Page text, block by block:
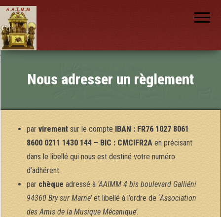
Musique
Nous adresser un règlement
par virementsur le compte IBAN : FR76 1027 8061
8600 0211 1430 144 – BIC : CMCIFR2Aen précisant
dans le libellé qui nous est destiné votre numéro
d’adhérent.
parchèque adressé à‘AAIMM 4 bis boulevard Galliéni
94360 Bry sur Marne’et libellé à l’ordre de ‘Association
des Amis de la Musique Mécanique’.